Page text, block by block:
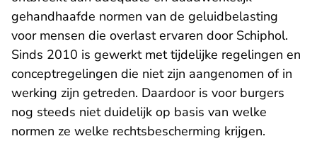
gehandhaafde normen van de geluidbelasting
voor mensen die overlast ervaren door Schiphol.
Sinds 2010 is gewerkt met tijdelijke regelingen en
conceptregelingen die niet zijn aangenomen of in
werking zijn getreden. Daardoor is voor burgers
nog steeds niet duidelijk op basis van welke
normen ze welke rechtsbescherming krijgen.